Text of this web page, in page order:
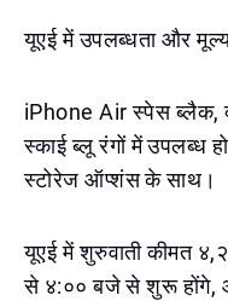
यूएई में उपलब्धता और
iPhone Air स्पेस ब्लैक,
स्काई ब्लू रंगों में उपलब्ध
स्टोरेज ऑप्शंस के साथ।
यूएई में शुरुवाती कीमत
से ४:०० बजे से शुरू होंगे,